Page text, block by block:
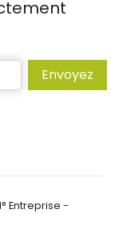
Envoyez
Entreprise -